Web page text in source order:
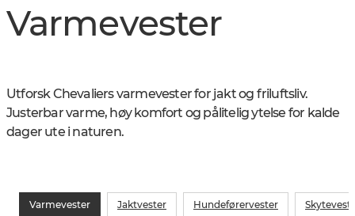
Varmevester
Utforsk Chevaliers varmevester for jakt og friluftsliv.
Justerbar varme, høy komfort og pålitelig ytelse for kalde
dager ute i naturen.
Varmevester Jaktvester Hundeførervester